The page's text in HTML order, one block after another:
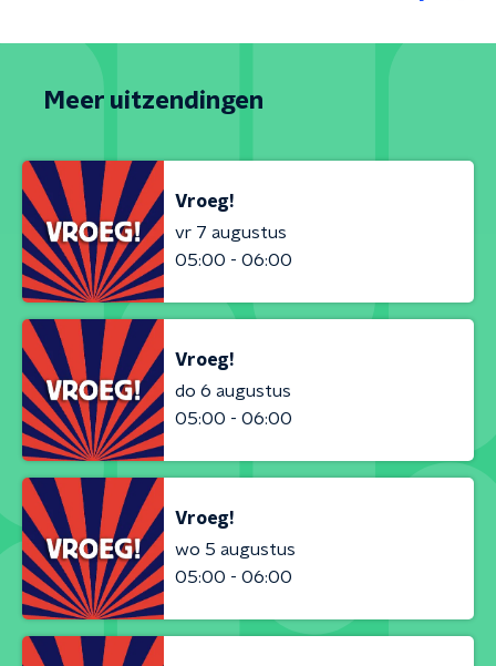
Meer uitzendingen
Vroeg!
vr 7 augustus
05:00 - 06:00
Vroeg!
do 6 augustus
05:00 - 06:00
Vroeg!
wo 5 augustus
05:00 - 06:00